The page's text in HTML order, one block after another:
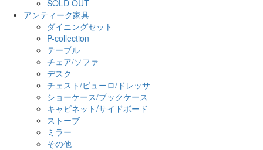
SOLD OUT
アンティーク家具
ダイニングセット
P-collection
テーブル
チェア/ソファ
デスク
チェスト/ビューロ/ドレッサ
ショーケース/ブックケース
キャビネット/サイドボード
ストーブ
ミラー
その他